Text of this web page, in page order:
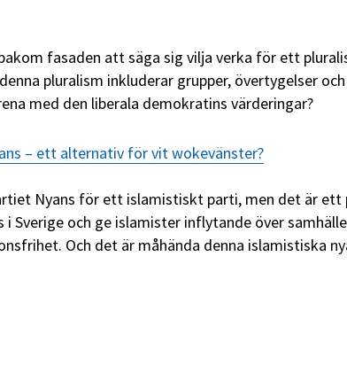
fasaden att säga sig vilja verka för ett
pluralism inkluderar grupper, övertygelser och
med den liberala demokratins värderingar?
– ett alternativ för vit wokevänster?
Nyans för ett islamistiskt parti, men det är ett
i Sverige och ge islamister inflytande över
Och det är måhända denna islamistiska